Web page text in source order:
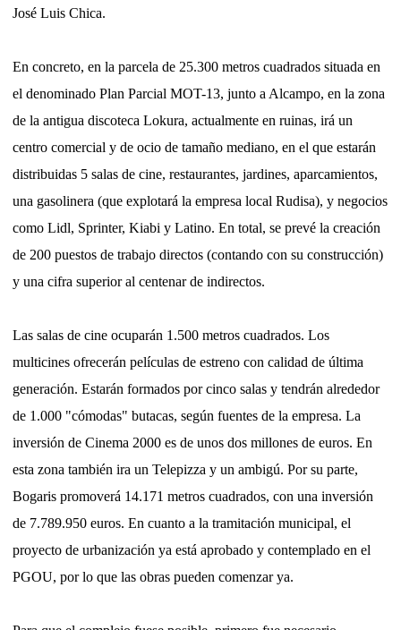
José Luis Chica.
En concreto, en la parcela de 25.300 metros cuadrados situada en
el denominado Plan Parcial MOT-13, junto a Alcampo, en la zona
de la antigua discoteca Lokura, actualmente en ruinas, irá un
centro comercial y de ocio de tamaño mediano, en el que estarán
distribuidas 5 salas de cine, restaurantes, jardines, aparcamientos,
una gasolinera (que explotará la empresa local Rudisa), y negocios
como Lidl, Sprinter, Kiabi y Latino. En total, se prevé la creación
de 200 puestos de trabajo directos (contando con su construcción)
y una cifra superior al centenar de indirectos.
Las salas de cine ocuparán 1.500 metros cuadrados. Los
multicines ofrecerán películas de estreno con calidad de última
generación. Estarán formados por cinco salas y tendrán alrededor
de 1.000 "cómodas" butacas, según fuentes de la empresa. La
inversión de Cinema 2000 es de unos dos millones de euros. En
esta zona también ira un Telepizza y un ambigú. Por su parte,
Bogaris promoverá 14.171 metros cuadrados, con una inversión
de 7.789.950 euros. En cuanto a la tramitación municipal, el
proyecto de urbanización ya está aprobado y contemplado en el
PGOU, por lo que las obras pueden comenzar ya.